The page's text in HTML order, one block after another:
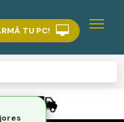
TU PC!